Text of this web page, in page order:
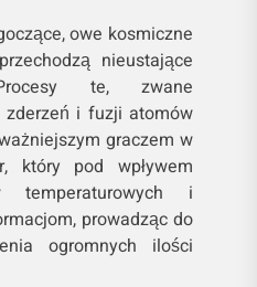
owe kosmiczne
nieustające
te, zwane
i fuzji atomów
graczem w
który pod wpływem
temperaturowych i
prowadząc do
ogromnych ilości